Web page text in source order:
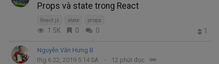
Props và state trong React
React js state props
1.5K 0 0 1
Nguyễn Văn Hưng B
thg 6 22, 2019 5:14 SA
12 phút đọc